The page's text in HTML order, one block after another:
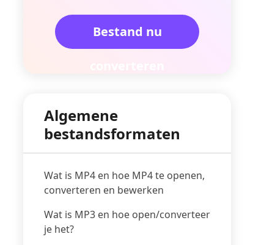
Bestand nu
Algemene
bestandsformaten
Wat is MP4 en hoe MP4 te openen,
converteren en bewerken
Wat is MP3 en hoe open/converteer
je het?